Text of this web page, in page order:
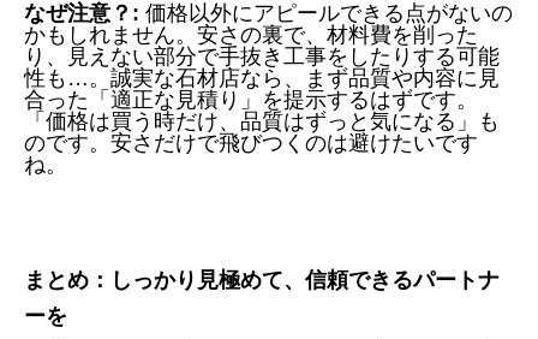
なぜ注意？: 価格以外にアピールできる点がないの
かもしれません。安さの裏で、材料費を削った
り、見えない部分で手抜き工事をしたりする可能
性も…。誠実な石材店なら、まず品質や内容に見
合った「適正な見積り」を提示するはずです。
「価格は買う時だけ、品質はずっと気になる」も
のです。安さだけで飛びつくのは避けたいです
ね。
まとめ：しっかり見極めて、信頼できるパートナ
ーを